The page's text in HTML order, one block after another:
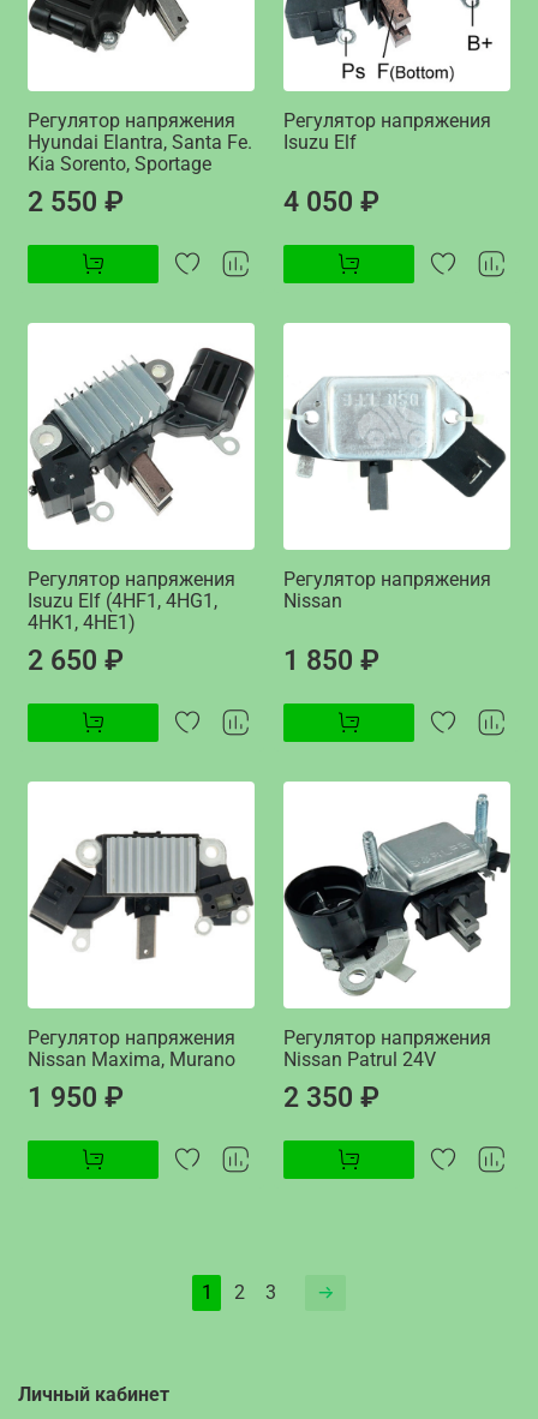
Регулятор напряжения
Hyundai Elantra, Santa Fe.
Kia Sorento, Sportage
2 550 ₽
Регулятор напряжения
Isuzu Elf
4 050 ₽
Регулятор напряжения
Isuzu Elf (4HF1, 4HG1,
4HK1, 4HE1)
2 650 ₽
Регулятор напряжения
Nissan
1 850 ₽
Регулятор напряжения
Nissan Maxima, Murano
1 950 ₽
Регулятор напряжения
Nissan Patrul 24V
2 350 ₽
1 2 3
Личный кабинет